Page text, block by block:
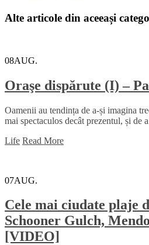
Alte articole din aceeași
08AUG.
Oraşe dispărute (I) –
Oamenii au tendința de a-și imagina
mai spectaculos decât prezentul, și de
Life Read More
07AUG.
Cele mai ciudate plaje
Schooner Gulch,
[VIDEO]